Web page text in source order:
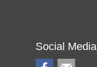
Social Media